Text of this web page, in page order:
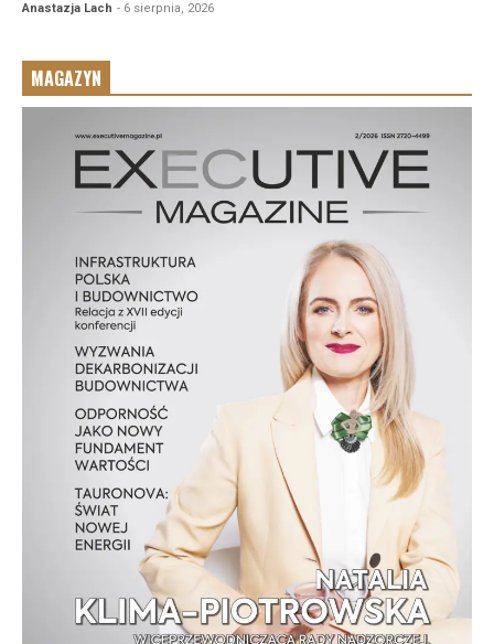
Anastazja Lach - 6 sierpnia, 2026
MAGAZYN